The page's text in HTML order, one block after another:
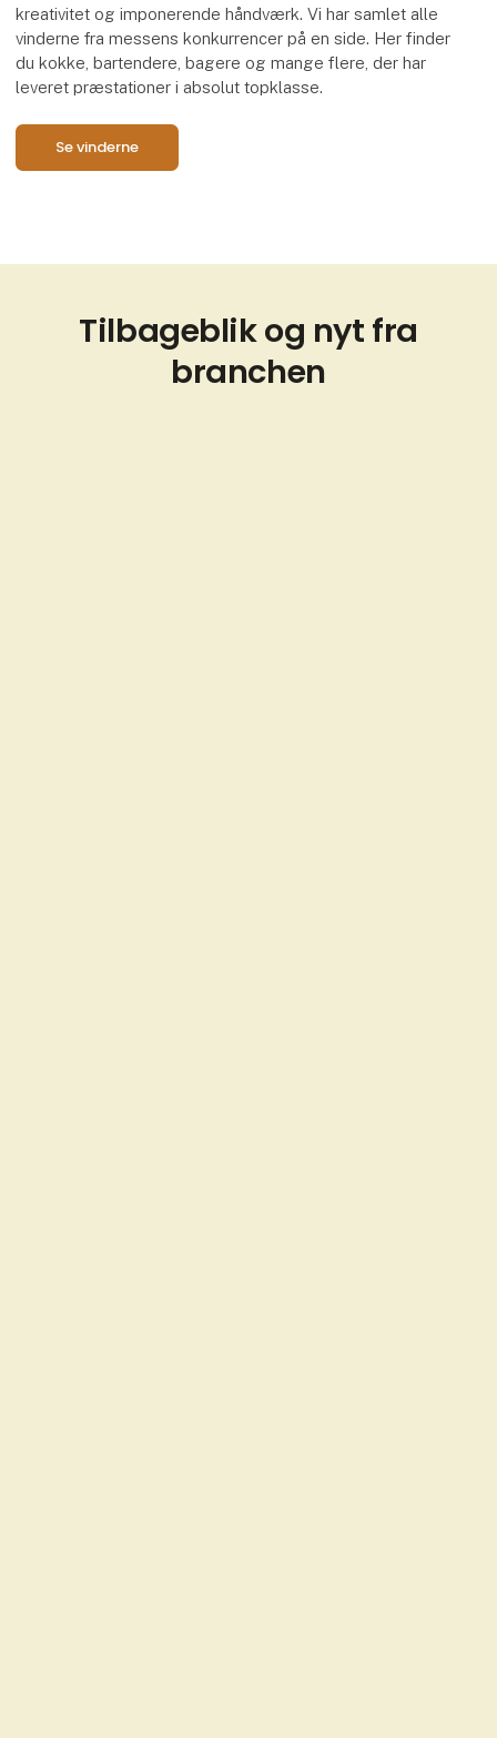
kreativitet og imponerende håndværk. Vi har samlet alle
vinderne fra messens konkurrencer på en side. Her finder
du kokke, bartendere, bagere og mange flere, der har
leveret præstationer i absolut topklasse.
Se vinderne
Tilbageblik og nyt fra
branchen